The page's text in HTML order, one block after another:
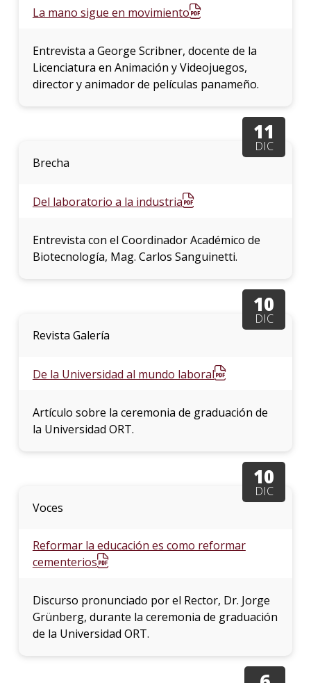
La mano sigue en movimiento
Entrevista a George Scribner, docente de la
Licenciatura en Animación y Videojuegos,
director y animador de películas panameño.
11
DIC
Brecha
Del laboratorio a la industria
Entrevista con el Coordinador Académico de
Biotecnología, Mag. Carlos Sanguinetti.
10
DIC
Revista Galería
De la Universidad al mundo laboral
Artículo sobre la ceremonia de graduación de
la Universidad ORT.
10
DIC
Voces
Reformar la educación es como reformar
cementerios
Discurso pronunciado por el Rector, Dr. Jorge
Grünberg, durante la ceremonia de graduación
de la Universidad ORT.